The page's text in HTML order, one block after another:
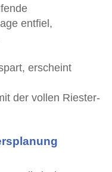
entfiel,
erscheint
der vollen Riester-